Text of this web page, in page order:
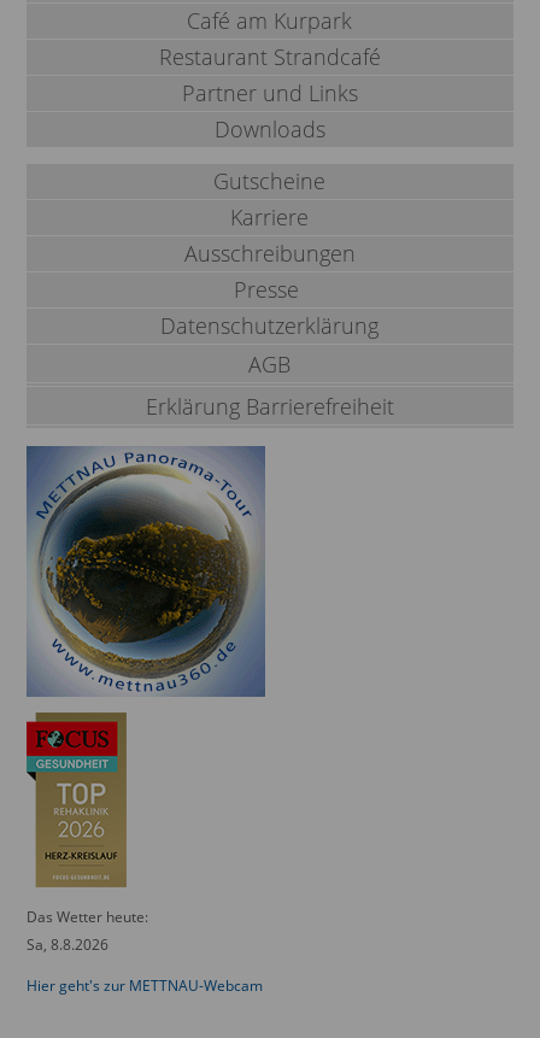
Café am Kurpark
Restaurant Strandcafé
Partner und Links
Downloads
Gutscheine
Karriere
Ausschreibungen
Presse
Datenschutzerklärung
AGB
Erklärung Barrierefreiheit
Das Wetter heute:
Sa, 8.8.2026
Hier geht's zur METTNAU-Webcam